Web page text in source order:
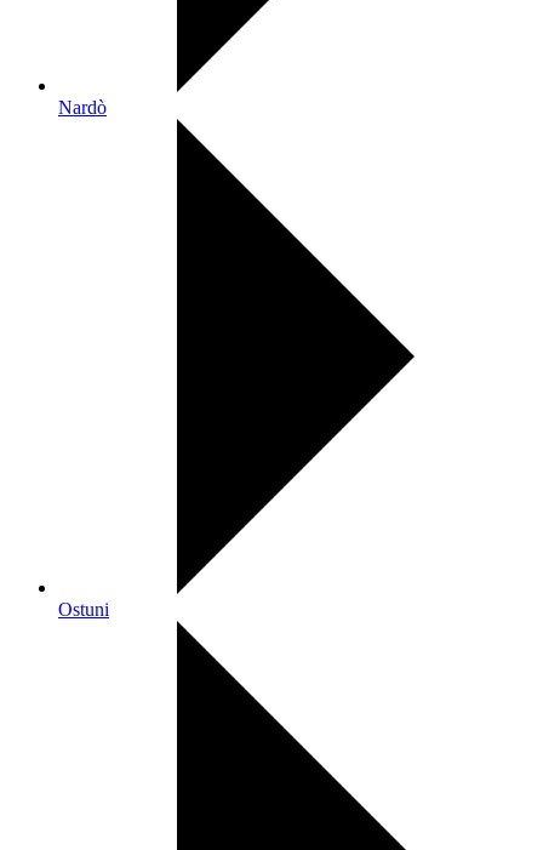
Nardò
Ostuni